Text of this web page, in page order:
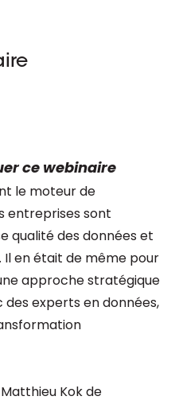
ce webinaire
le moteur de
entreprises sont
qualité des données et
Il en était de même pour
approche stratégique
experts en données,
Kok de